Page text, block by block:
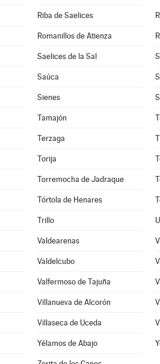
Riba de Saelices
Romanillos de Atienza
Saelices de la Sal
Saúca
Sienes
Tamajón
Terzaga
Torija
Torremocha de Jadraque
Tórtola de Henares
Trillo
Valdearenas
Valdelcubo
Valfermoso de Tajuña
Villanueva de Alcorón
Villaseca de Uceda
Yélamos de Abajo